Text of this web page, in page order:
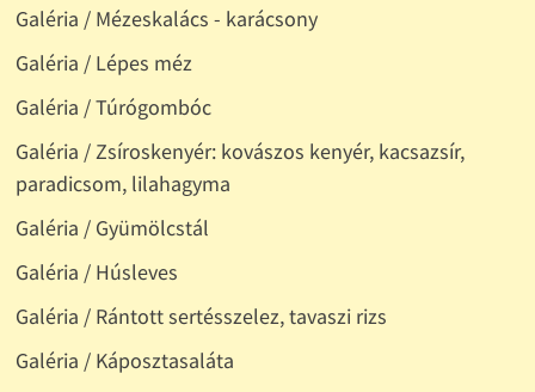
Galéria / Mézeskalács - karácsony
Galéria / Lépes méz
Galéria / Túrógombóc
Galéria / Zsíroskenyér: kovászos kenyér, kacsazsír,
paradicsom, lilahagyma
Galéria / Gyümölcstál
Galéria / Húsleves
Galéria / Rántott sertésszelez, tavaszi rizs
Galéria / Káposztasaláta